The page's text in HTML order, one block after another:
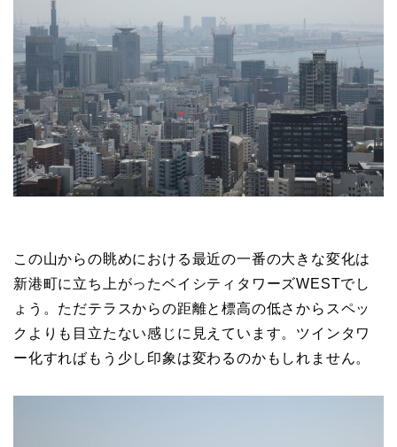
この山からの眺めにおける最近の一番の大きな変化は
新港町に立ち上がったベイシティタワーズWESTでし
ょう。ただテラスからの距離と標高の低さからスペッ
クよりも目立たない感じに見えています。ツインタワ
ー化すればもう少し印象は変わるのかもしれません。